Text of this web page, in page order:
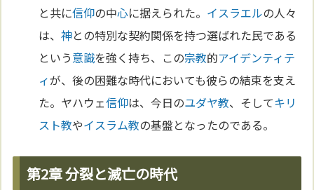
と共に信仰の中心に据えられた。 イスラエルの人々
は、神との特別な契約関係を持つ選ばれた民である
という意識を強く持ち、この宗教的アイデンティテ
ィが、後の困難な時代においても彼らの結束を支え
た。ヤハウェ信仰は、今日のユダヤ教、そしてキリ
スト教やイスラム教の基盤となったのである。
第2章 分裂と滅亡の時代